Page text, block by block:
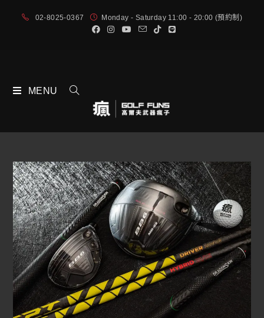
02-8025-0367 Monday - Saturday 11:00 - 20:00 (預約制)
MENU